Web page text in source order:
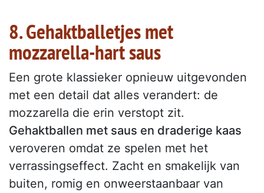
8. Gehaktballetjes met
mozzarella-hart saus
Een grote klassieker opnieuw uitgevonden
met een detail dat alles verandert: de
mozzarella die erin verstopt zit.
Gehaktballen met saus en draderige kaas
veroveren omdat ze spelen met het
verrassingseffect. Zacht en smakelijk van
buiten, romig en onweerstaanbaar van